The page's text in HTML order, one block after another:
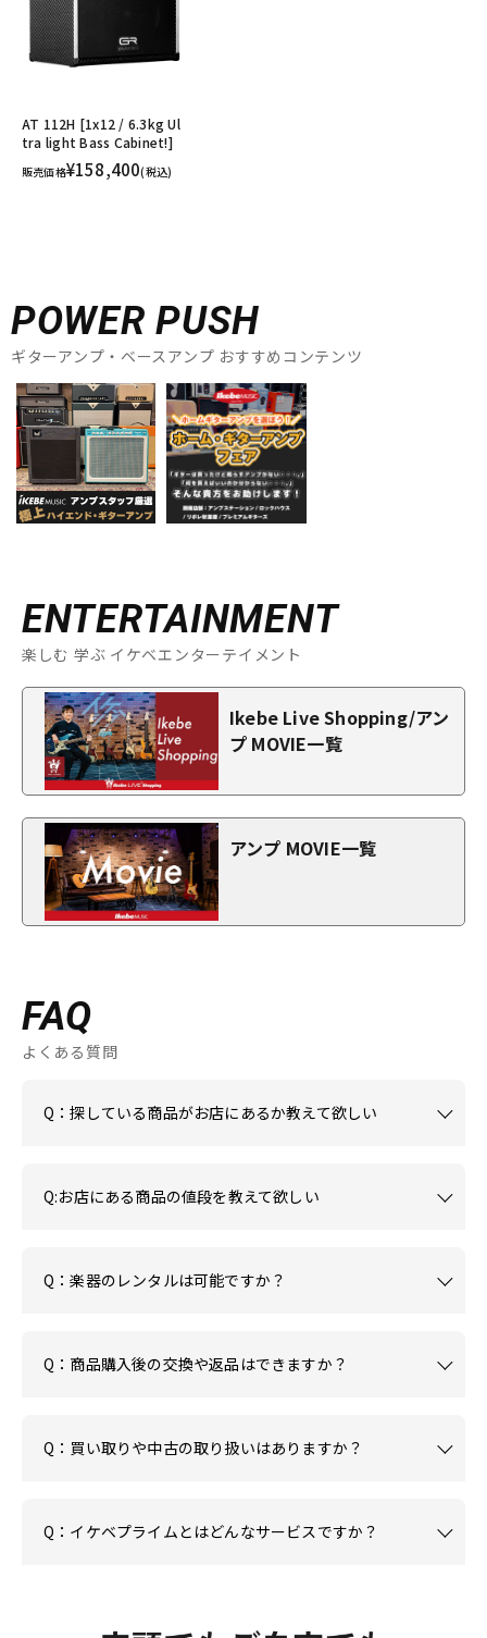
AT 112H [1x12 / 6.3kg Ul
tra light Bass Cabinet!]
販売価格¥158,400(税込)
POWER PUSH
ギターアンプ・ベースアンプ おすすめコンテンツ
ENTERTAINMENT
楽しむ 学ぶ イケベエンターテイメント
Ikebe Live Shopping/アン
プ MOVIE一覧
アンプ MOVIE一覧
FAQ
よくある質問
Q：探している商品がお店にあるか教えて欲しい
Q:お店にある商品の値段を教えて欲しい
Q：楽器のレンタルは可能ですか？
Q：商品購入後の交換や返品はできますか？
Q：買い取りや中古の取り扱いはありますか？
Q：イケベプライムとはどんなサービスですか？